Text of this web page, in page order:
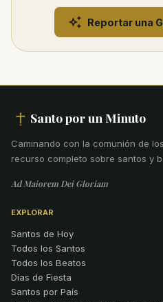
Reportar una
Santo por un Minuto
Caminando con la comunión de
recurso completo sobre santos y
Ad Maiorem Dei Gloriam
EXPLORAR
Santos de Hoy
Todos los Santos
Todos los Beatos
Días de Fiesta
Santos por País